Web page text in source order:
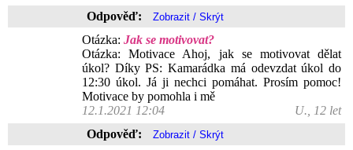
Odpověď:
Otázka: Jak se motivovat?
Otázka: Motivace Ahoj, jak se motivovat dělat
úkol? Díky PS: Kamarádka má odevzdat úkol do
12:30 úkol. Já ji nechci pomáhat. Prosím pomoc!
Motivace by pomohla i mě
12.1.2021 12:04
U., 12 let
Odpověď: